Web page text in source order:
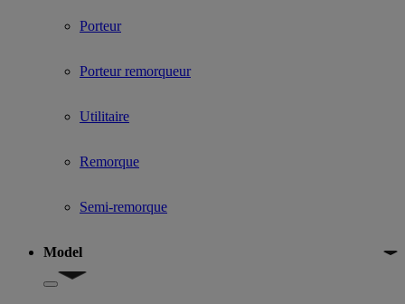
Porteur
Porteur remorqueur
Utilitaire
Remorque
Semi-remorque
Model
Show submenu for Model